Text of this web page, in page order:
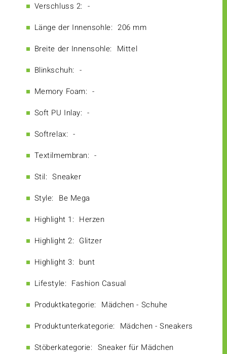
Verschluss 2: -
Länge der Innensohle: 206 mm
Breite der Innensohle: Mittel
Blinkschuh: -
Memory Foam: -
Soft PU Inlay: -
Softrelax: -
Textilmembran: -
Stil: Sneaker
Style: Be Mega
Highlight 1: Herzen
Highlight 2: Glitzer
Highlight 3: bunt
Lifestyle: Fashion Casual
Produktkategorie: Mädchen - Schuhe
Produktunterkategorie: Mädchen - Sneakers
Stöberkategorie: Sneaker für Mädchen